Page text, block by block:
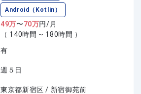
Android（Kotlin）
49万〜70万円/月
（ 140時間 ~ 180時間 ）
有
週５日
東京都新宿区 / 新宿御苑前